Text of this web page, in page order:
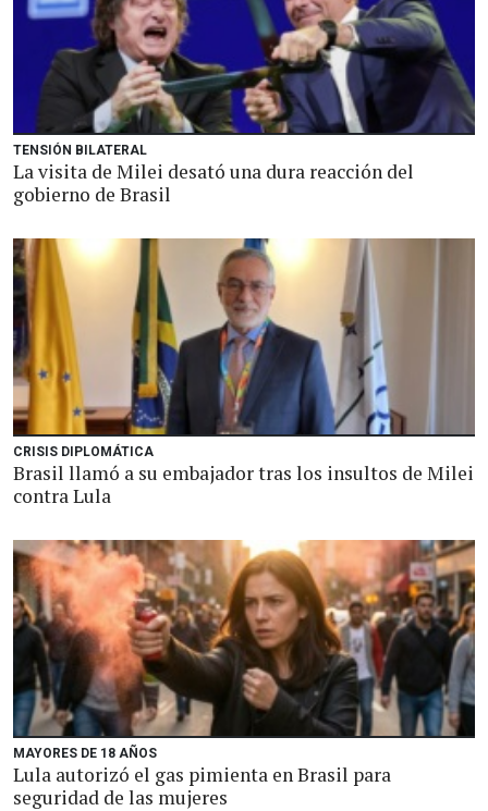
TENSIÓN BILATERAL
La visita de Milei desató una dura reacción del
gobierno de Brasil
CRISIS DIPLOMÁTICA
Brasil llamó a su embajador tras los insultos de Milei
contra Lula
MAYORES DE 18 AÑOS
Lula autorizó el gas pimienta en Brasil para
seguridad de las mujeres